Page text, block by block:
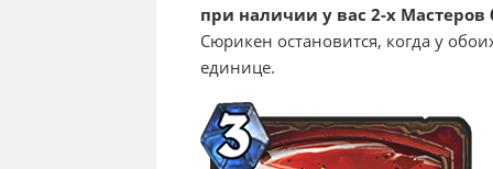
при наличии у вас 2-х Мастеров
Сюрикен остановится, когда у
единице.